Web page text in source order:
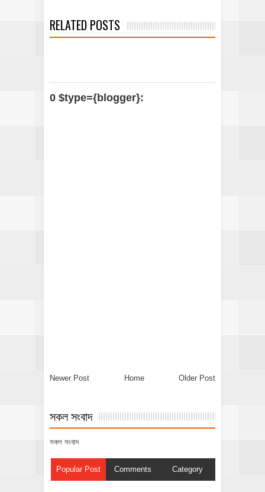
RELATED POSTS
0 $type={blogger}:
Newer Post Older Post
Home
সকল সংবাদ
সকল সংবাদ
Popular Post Comments Category